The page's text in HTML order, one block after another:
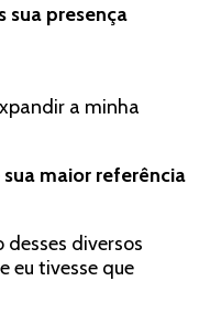
sua presença
a minha
maior referência
diversos
eu tivesse que